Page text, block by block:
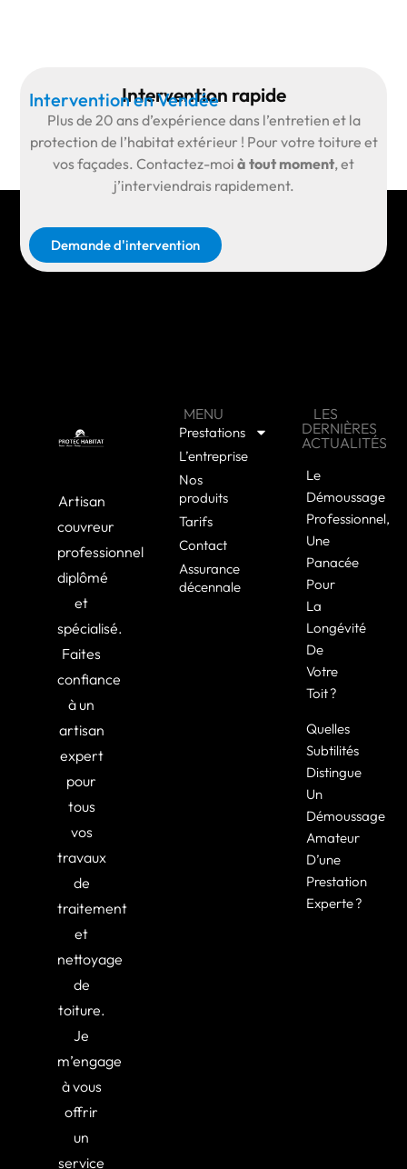
Intervention rapide
Intervention en Vendée
Plus de 20 ans d’expérience dans l’entretien et la
protection de l’habitat extérieur ! Pour votre toiture et
vos façades. Contactez-moi à tout moment, et
j’interviendrais rapidement.
Demande d'intervention
Artisan
couvreur
professionnel
diplômé
et
spécialisé.
Faites
confiance
à un
artisan
expert
pour
tous
vos
travaux
de
traitement
et
nettoyage
de
toiture.
Je
m’engage
à vous
offrir
un
service
MENU
Prestations
L’entreprise
Nos
produits
Tarifs
Contact
Assurance
décennale
LES
DERNIÈRES
ACTUALITÉS
Le
Démoussage
Professionnel,
Une
Panacée
Pour
La
Longévité
De
Votre
Toit ?
Quelles
Subtilités
Distingue
Un
Démoussage
Amateur
D’une
Prestation
Experte ?